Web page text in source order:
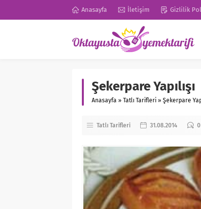
Anasayfa İletişim Gizlilik
Şekerpare Yapılışı
Anasayfa » Tatlı Tarifleri » Şekerpare
Tatlı Tarifleri 31.08.2014 0